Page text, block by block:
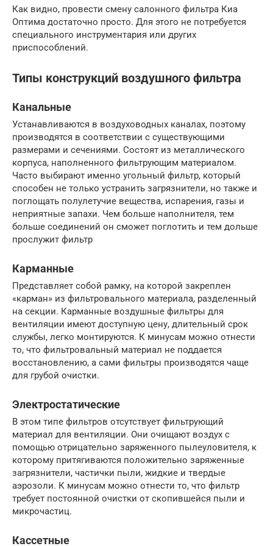
Как видно, провести смену салонного фильтра Киа
Оптима достаточно просто. Для этого не потребуется
специального инструментария или других
приспособлений.
Типы конструкций воздушного фильтра
Канальные
Устанавливаются в воздуховодных каналах, поэтому
производятся в соответствии с существующими
размерами и сечениями. Состоят из металлического
корпуса, наполненного фильтрующим материалом.
Часто выбирают именно угольный фильтр, который
способен не только устранить загрязнители, но также и
поглощать полулетучие вещества, испарения, газы и
неприятные запахи. Чем больше наполнителя, тем
больше соединений он сможет поглотить и тем дольше
прослужит фильтр
Карманные
Представляет собой рамку, на которой закреплен
«карман» из фильтровального материала, разделенный
на секции. Карманные воздушные фильтры для
вентиляции имеют доступную цену, длительный срок
службы, легко монтируются. К минусам можно отнести
то, что фильтровальный материал не поддается
восстановлению, а сами фильтры производятся чаще
для грубой очистки.
Электростатические
В этом типе фильтров отсутствует фильтрующий
материал для вентиляции. Они очищают воздух с
помощью отрицательно заряженного пылеуловителя, к
которому притягиваются положительно заряженные
загрязнители, частички пыли, жидкие и твердые
аэрозоли. К минусам можно отнести то, что фильтр
требует постоянной очистки от скопившейся пыли и
микрочастиц.
Кассетные